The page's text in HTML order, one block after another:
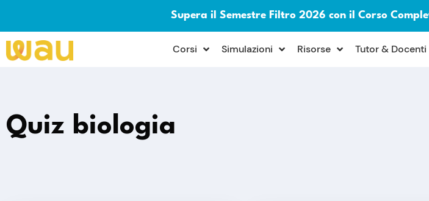
Supera il Semestre Filtro 2026 con il Corso
× Corsi Simulazioni Risorse Tutor & Docenti
Quiz biologia